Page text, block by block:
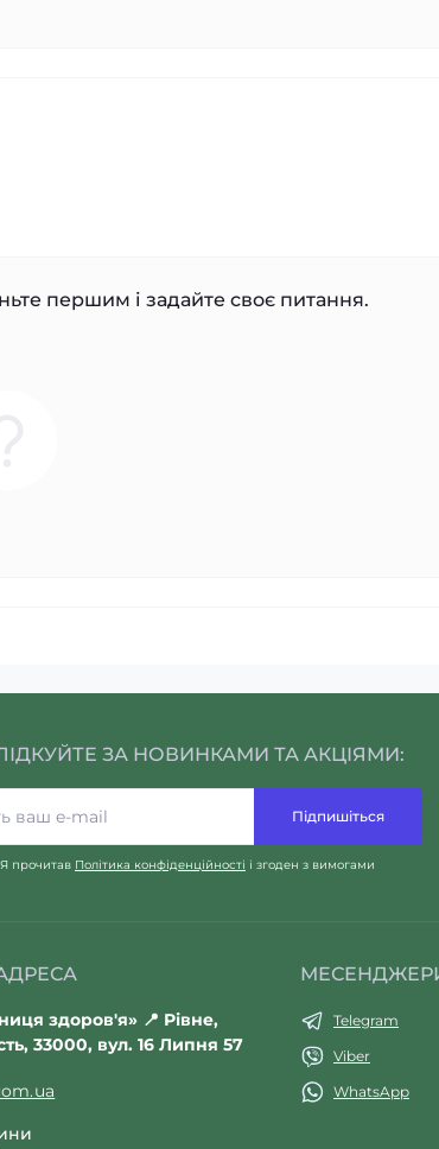
першим і задайте своє питання.
ЗА НОВИНКАМИ ТА АКЦІЯМИ:
Підпишіться
Я прочитав Політика конфіденційності і згоден з вимогами
здоров'я» 📍 Рівне,
33000, вул. 16 Липня 57
Telegram
Viber
WhatsApp